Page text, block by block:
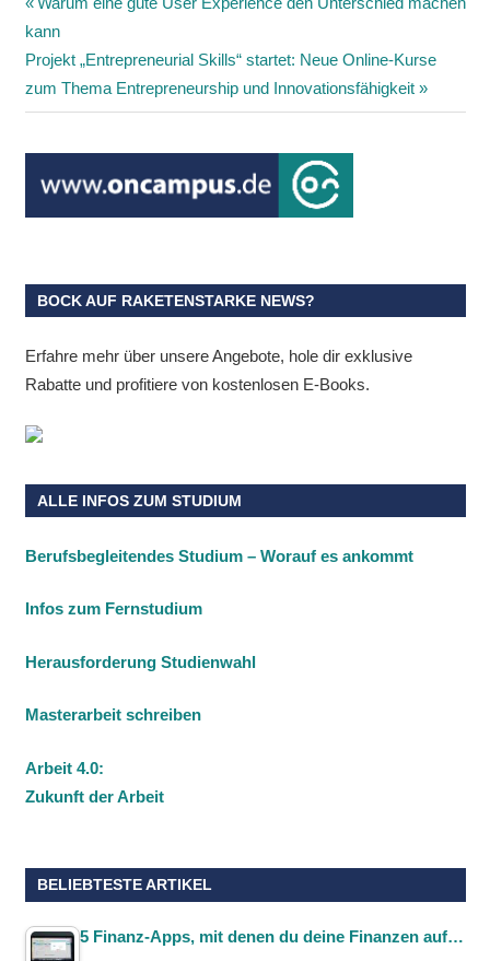
Beitragsnavigation
Beitrag:
kann
Nächster
Beitrag:
Projekt „Entrepreneurial Skills“ startet: Neue Online-Kurse
zum Thema Entrepreneurship und Innovationsfähigkeit
BOCK AUF RAKETENSTARKE NEWS?
Erfahre mehr über unsere Angebote, hole dir exklusive
Rabatte und profitiere von kostenlosen E-Books.
ALLE INFOS ZUM STUDIUM
Berufsbegleitendes Studium – Worauf es ankommt
Infos zum Fernstudium
Herausforderung Studienwahl
Masterarbeit schreiben
Arbeit 4.0:
Zukunft der Arbeit
BELIEBTESTE ARTIKEL
5 Finanz-Apps, mit denen du deine Finanzen auf…